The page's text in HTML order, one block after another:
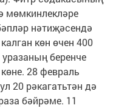
мөмкинлекләре
нәтиҗәсендә
көн өчен 400
беренче
28 февраль
20 рәкагатьтән дә
бәйрәме. 11